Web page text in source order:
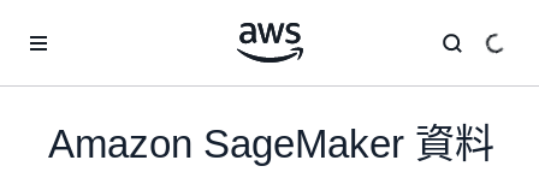
Amazon SageMaker 資料